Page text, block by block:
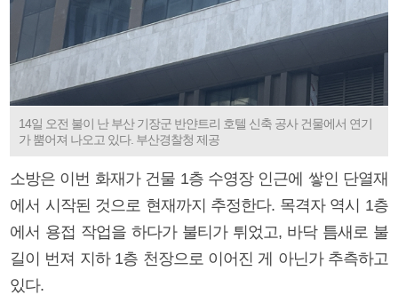
14일 오전 불이 난 부산 기장군 반얀트리 호텔 신축 공사 건물에서 연기
가 뿜어져 나오고 있다. 부산경찰청 제공
소방은 이번 화재가 건물 1층 수영장 인근에 쌓인 단열재
에서 시작된 것으로 현재까지 추정한다. 목격자 역시 1층
에서 용접 작업을 하다가 불티가 튀었고, 바닥 틈새로 불
길이 번져 지하 1층 천장으로 이어진 게 아닌가 추측하고
있다.